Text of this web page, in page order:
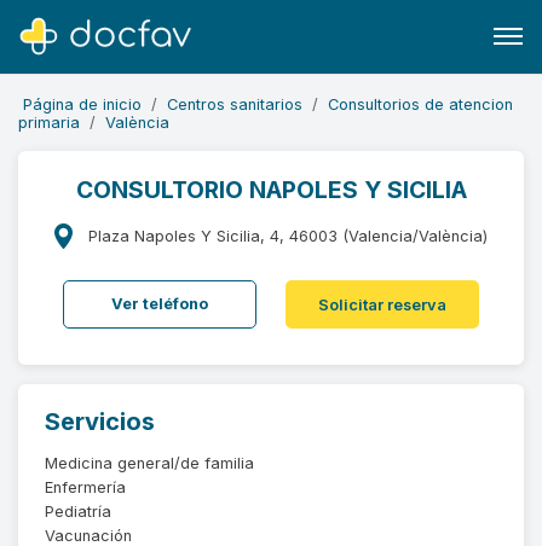
Página de inicio Centros sanitarios
Consultorios de atencion
primaria
València
CONSULTORIO NAPOLES Y SICILIA
Plaza Napoles Y Sicilia, 4, 46003 (Valencia/València)
Ver teléfono Solicitar reserva
Servicios
Medicina general/de familia
Enfermería
Pediatría
Vacunación